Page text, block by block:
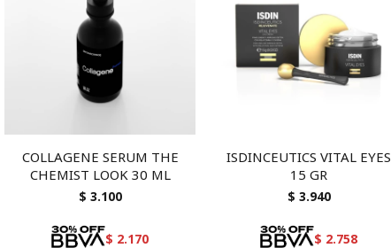
COLLAGENE SERUM THE
CHEMIST LOOK 30 ML
$ 3.100
$ 2.170
ISDINCEUTICS VITAL EYES
15 GR
$ 3.940
$ 2.758